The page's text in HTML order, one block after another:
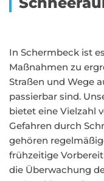
In Schermbeck ist
Maßnahmen zu
Straßen und Wege
passierbar sind.
bietet eine Vielzahl
Gefahren durch
gehören
frühzeitige
die Überwachung